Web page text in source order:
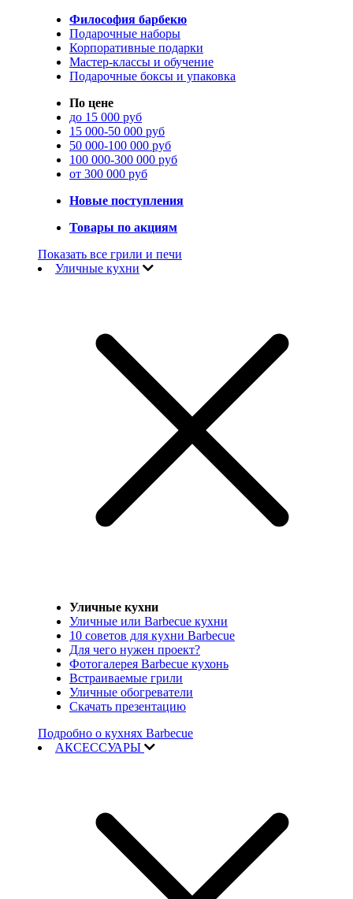
Философия барбекю
Подарочные наборы
Корпоративные подарки
Мастер-классы и обучение
Подарочные боксы и упаковка
По цене
до 15 000 руб
15 000-50 000 руб
50 000-100 000 руб
100 000-300 000 руб
от 300 000 руб
Новые поступления
Товары по акциям
Показать все грили и печи
Уличные кухни
Уличные кухни
Уличные или Barbecue кухни
10 советов для кухни Barbecue
Для чего нужен проект?
Фотогалерея Barbecue кухонь
Встраиваемые грили
Уличные обогреватели
Скачать презентацию
Подробно о кухнях Barbecue
АКСЕССУАРЫ